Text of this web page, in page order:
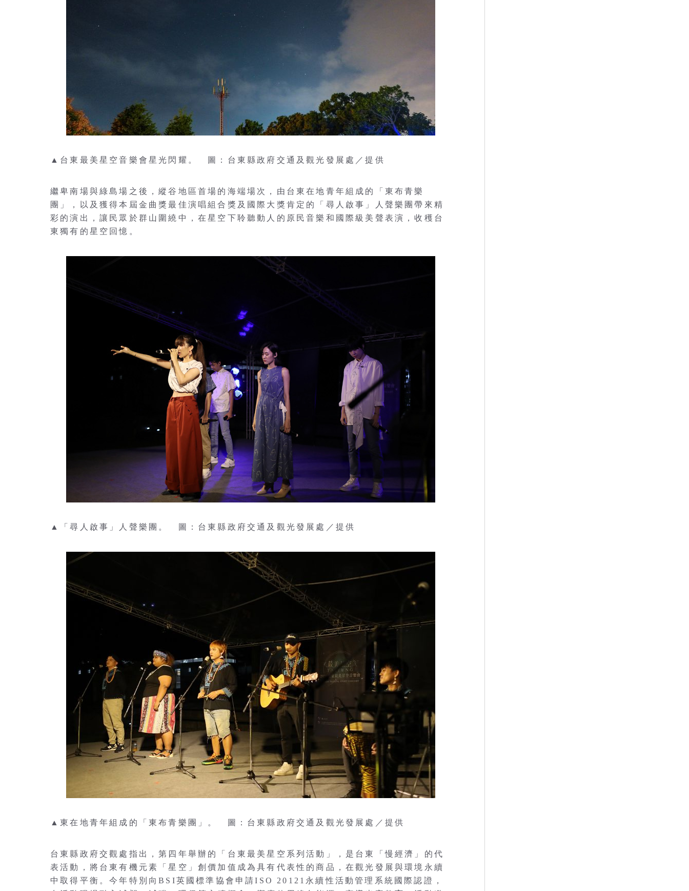
▲台東最美星空音樂會星光閃耀。 圖：台東縣政府交通及觀光發展處／提供
繼卑南場與綠島場之後，縱谷地區首場的海端場次，由台東在地青年組成的「東布青樂
團」，以及獲得本屆金曲獎最佳演唱組合獎及國際大獎肯定的「尋人啟事」人聲樂團帶來精
彩的演出，讓民眾於群山圍繞中，在星空下聆聽動人的原民音樂和國際級美聲表演，收穫台
東獨有的星空回憶。
▲「尋人啟事」人聲樂團。 圖：台東縣政府交通及觀光發展處／提供
▲東在地青年組成的「東布青樂團」。 圖：台東縣政府交通及觀光發展處／提供
台東縣政府交觀處指出，第四年舉辦的「台東最美星空系列活動」，是台東「慢經濟」的代
表活動，將台東有機元素「星空」創價加值成為具有代表性的商品，在觀光發展與環境永續
中取得平衡。今年特別向BSI英國標準協會申請ISO 20121永續性活動管理系統國際認證，